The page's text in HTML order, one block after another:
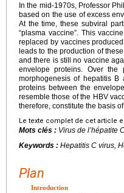
In the mid-1970s, Professor
based on the use of excess
At the time, these subviral
“plasma vaccine”. This
replaced by vaccines
leads to the production of
and there is still no vaccine
envelope proteins. Over
morphogenesis of hepatitis
proteins between the
resemble those of the HBV
therefore, constitute the basis
Le texte complet de cet article
Mots clés : Virus de l’hépatite
Keywords : Hepatitis C virus,
Plan
Introduction